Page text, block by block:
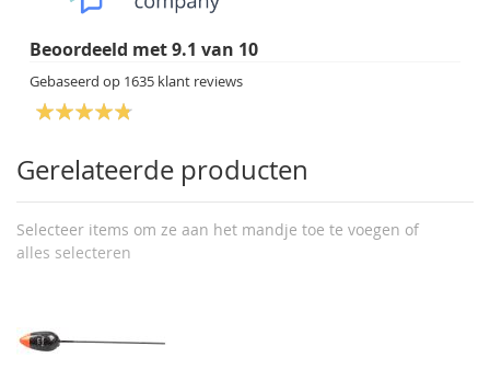
Beoordeeld met9.1 van 10
Gebaseerd op 1635 klant reviews
Gerelateerde producten
Selecteer items om ze aan het mandje toe te voegen of
alles selecteren